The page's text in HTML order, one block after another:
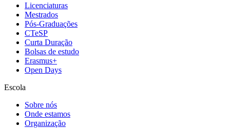
Licenciaturas
Mestrados
Pós-Graduações
CTeSP
Curta Duração
Bolsas de estudo
Erasmus+
Open Days
Escola
Sobre nós
Onde estamos
Organização